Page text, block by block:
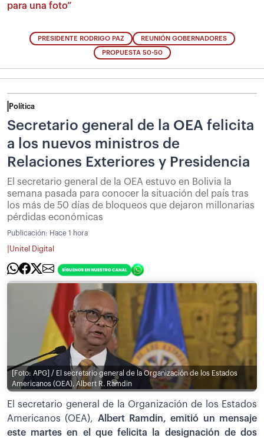
para una foto”
PRESIDENTE RODRIGO PAZ REUNIÓN GOBERNADORES
PROPUESTA 50-50
Política
Secretario general de la OEA felicita
a los nuevos ministros de
Relaciones Exteriores y Presidencia
El secretario general de la OEA estuvo en Bolivia la
semana pasada para conocer la situación del país tras
los más de 50 días de bloqueos que dejaron millonarias
pérdidas económicas
Publicación: Hace 1 hora
Unitel Digital
[Foto: APG] / El secretario general de la Organización de los Estados
Americanos (OEA), Albert R. Ramdin
El secretario general de la Organización de los Estados
Americanos (OEA), Albert Ramdin, emitió un mensaje
este martes en el que felicita la designación de dos